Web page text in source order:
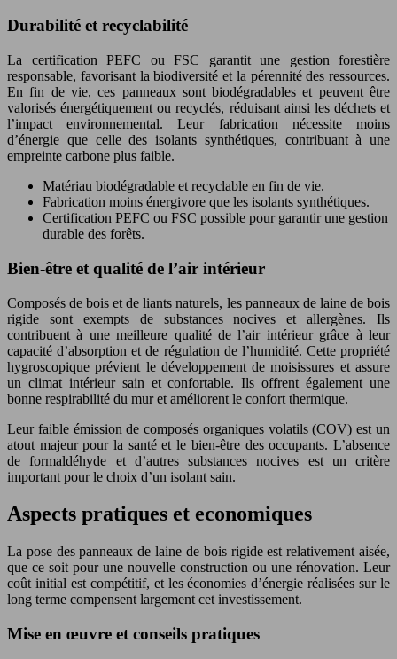
Durabilité et recyclabilité
La certification PEFC ou FSC garantit une gestion forestière
responsable, favorisant la biodiversité et la pérennité des ressources.
En fin de vie, ces panneaux sont biodégradables et peuvent être
valorisés énergétiquement ou recyclés, réduisant ainsi les déchets et
l’impact environnemental. Leur fabrication nécessite moins
d’énergie que celle des isolants synthétiques, contribuant à une
empreinte carbone plus faible.
Matériau biodégradable et recyclable en fin de vie.
Fabrication moins énergivore que les isolants synthétiques.
Certification PEFC ou FSC possible pour garantir une gestion
durable des forêts.
Bien-être et qualité de l’air intérieur
Composés de bois et de liants naturels, les panneaux de laine de bois
rigide sont exempts de substances nocives et allergènes. Ils
contribuent à une meilleure qualité de l’air intérieur grâce à leur
capacité d’absorption et de régulation de l’humidité. Cette propriété
hygroscopique prévient le développement de moisissures et assure
un climat intérieur sain et confortable. Ils offrent également une
bonne respirabilité du mur et améliorent le confort thermique.
Leur faible émission de composés organiques volatils (COV) est un
atout majeur pour la santé et le bien-être des occupants. L’absence
de formaldéhyde et d’autres substances nocives est un critère
important pour le choix d’un isolant sain.
Aspects pratiques et economiques
La pose des panneaux de laine de bois rigide est relativement aisée,
que ce soit pour une nouvelle construction ou une rénovation. Leur
coût initial est compétitif, et les économies d’énergie réalisées sur le
long terme compensent largement cet investissement.
Mise en œuvre et conseils pratiques